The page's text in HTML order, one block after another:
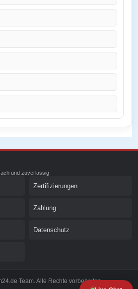
und zuverlässig
Zertifizierungen
Zahlung
Datenschutz
Team. Alle Rechte vorbehalten.